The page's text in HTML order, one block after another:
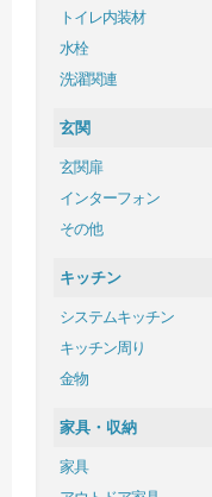
トイレ内装材
水栓
洗濯関連
玄関
玄関扉
インターフォン
その他
キッチン
システムキッチン
キッチン周り
金物
家具・収納
家具